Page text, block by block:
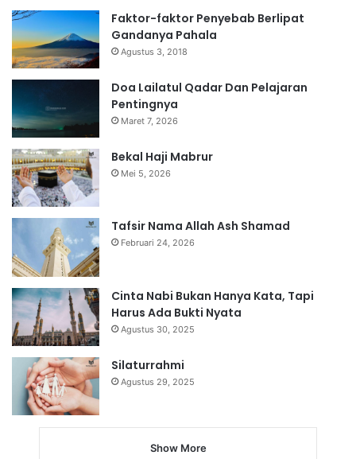
Faktor-faktor Penyebab Berlipat
Gandanya Pahala
Agustus 3, 2018
Doa Lailatul Qadar Dan Pelajaran
Pentingnya
Maret 7, 2026
Bekal Haji Mabrur
Mei 5, 2026
Tafsir Nama Allah Ash Shamad
Februari 24, 2026
Cinta Nabi Bukan Hanya Kata, Tapi
Harus Ada Bukti Nyata
Agustus 30, 2025
Silaturrahmi
Agustus 29, 2025
Show More